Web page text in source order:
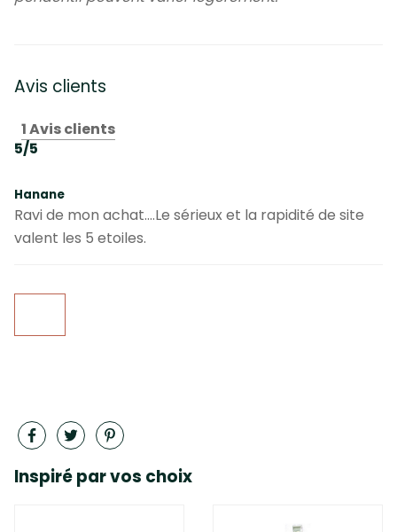
Avis clients
1 Avis clients
5/5
Hanane
Ravi de mon achat....Le sérieux et la rapidité de site
valent les 5 etoiles.
Inspiré par vos choix